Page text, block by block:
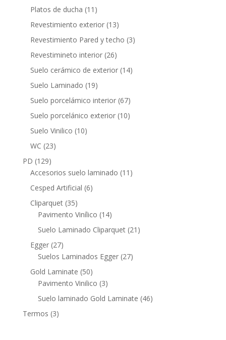
Platos de ducha 11 11
productos
Revestimiento exterior 1313
productos
Revestimiento Pared y techo 33
Revestimineto interior 2626
productos
Suelo cerámico de exterior 1414
Suelo Laminado 1919
productos
Suelo porcelámico interior 6767
productos
Suelo porcelánico exterior 1010
Suelo Vinilico 1010
WC 2323
PD 129129
productos
Accesorios suelo laminado 11 11
Cesped Artificial 66
Cliparquet 3535
productos
Pavimento Vinílico 1414
productos
Suelo Laminado Cliparquet 21 21
Egger 2727
productos
Suelos Laminados Egger 2727
Gold Laminate 5050
productos
Pavimento Vinilico 33
productos
Suelo laminado Gold Laminate 4646
Termos 33